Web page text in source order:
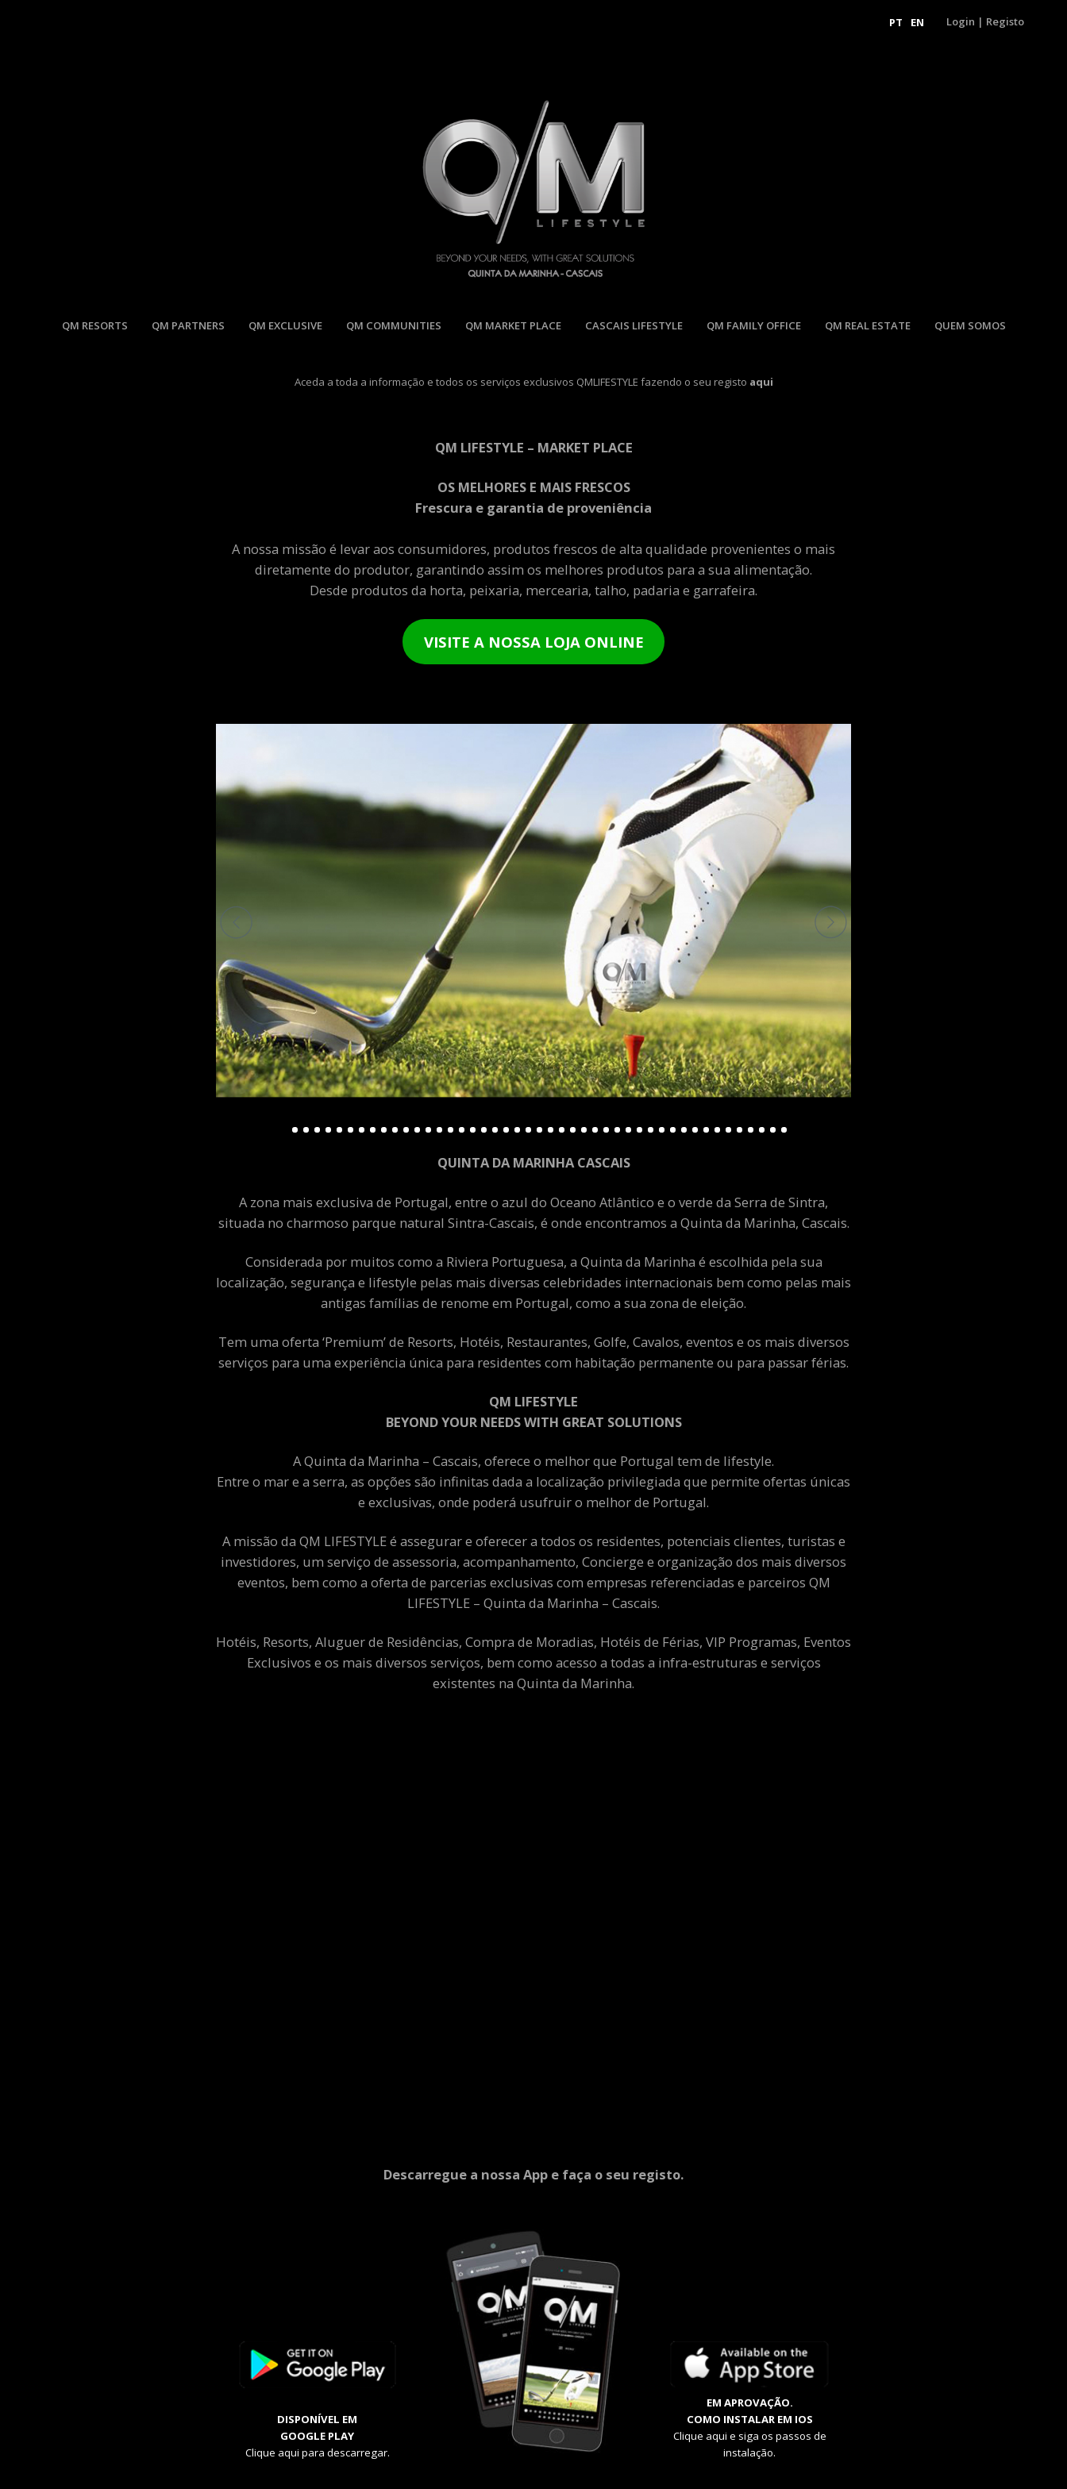
PT EN Login | Registo
QM RESORTS QM PARTNERS QM EXCLUSIVE QM COMMUNITIES QM MARKET PLACE CASCAIS LIFESTYLE QM FAMILY OFFICE QM REAL ESTATE QUEM SOMOS
Aceda a toda a informação e todos os serviços exclusivos QMLIFESTYLE fazendo o seu registo aqui
QM LIFESTYLE – MARKET PLACE
OS MELHORES E MAIS FRESCOS
Frescura e garantia de proveniência
A nossa missão é levar aos consumidores, produtos frescos de alta qualidade provenientes o mais
diretamente do produtor, garantindo assim os melhores produtos para a sua alimentação.
Desde produtos da horta, peixaria, mercearia, talho, padaria e garrafeira.
VISITE A NOSSA LOJA ONLINE
QUINTA DA MARINHA CASCAIS
A zona mais exclusiva de Portugal, entre o azul do Oceano Atlântico e o verde da Serra de Sintra,
situada no charmoso parque natural Sintra-Cascais, é onde encontramos a Quinta da Marinha, Cascais.
Considerada por muitos como a Riviera Portuguesa, a Quinta da Marinha é escolhida pela sua
localização, segurança e lifestyle pelas mais diversas celebridades internacionais bem como pelas mais
antigas famílias de renome em Portugal, como a sua zona de eleição.
Tem uma oferta ‘Premium’ de Resorts, Hotéis, Restaurantes, Golfe, Cavalos, eventos e os mais diversos
serviços para uma experiência única para residentes com habitação permanente ou para passar férias.
QM LIFESTYLE
BEYOND YOUR NEEDS WITH GREAT SOLUTIONS
A Quinta da Marinha – Cascais, oferece o melhor que Portugal tem de lifestyle.
Entre o mar e a serra, as opções são infinitas dada a localização privilegiada que permite ofertas únicas
e exclusivas, onde poderá usufruir o melhor de Portugal.
A missão da QM LIFESTYLE é assegurar e oferecer a todos os residentes, potenciais clientes, turistas e
investidores, um serviço de assessoria, acompanhamento, Concierge e organização dos mais diversos
eventos, bem como a oferta de parcerias exclusivas com empresas referenciadas e parceiros QM
LIFESTYLE – Quinta da Marinha – Cascais.
Hotéis, Resorts, Aluguer de Residências, Compra de Moradias, Hotéis de Férias, VIP Programas, Eventos
Exclusivos e os mais diversos serviços, bem como acesso a todas a infra-estruturas e serviços
existentes na Quinta da Marinha.
Descarregue a nossa App e faça o seu registo.
DISPONÍVEL EM
GOOGLE PLAY
Clique aqui para descarregar.
EM APROVAÇÃO.
COMO INSTALAR EM IOS
Clique aqui e siga os passos de
instalação.